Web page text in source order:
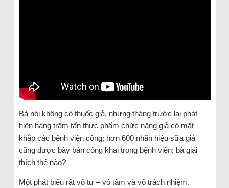
Bà nói không có thuốc giả, nhưng tháng trước lại phát
hiện hàng trăm tấn thực phẩm chức năng giả có mặt
khắp các bệnh viện công; hơn 600 nhãn hiệu sữa giả
cũng được bày bán công khai trong bệnh viện; bà giải
thích thế nào?
Một phát biểu rất vô tư – vô tâm và vô trách nhiệm.